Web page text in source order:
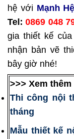
hệ với Mạnh Hệ
Tel:0869 048
gia thiết kế
nhận bản vẽ
bây giờ nhé!
>>> Xem thêm
Thi công nội
tháng
Mẫu thiết kế